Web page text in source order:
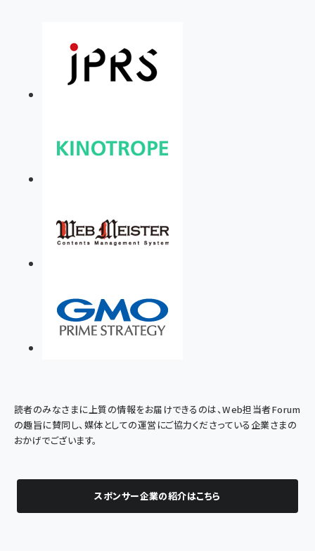
読者のみなさまに上質の情報をお届けできるのは、Web担当者Forum
の趣旨に賛同し、媒体としての運営にご協力くださっている企業さまの
おかげでございます。
スポンサー企業の紹介はこちら